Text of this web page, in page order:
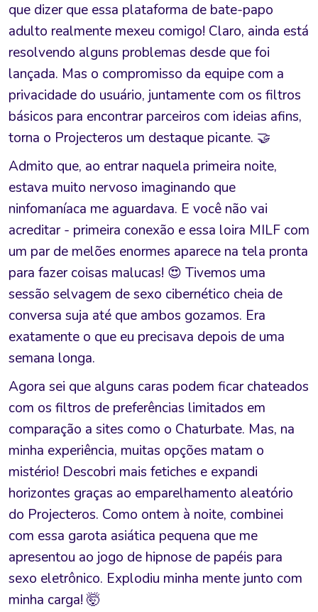
que dizer que essa plataforma de bate-papo
adulto realmente mexeu comigo! Claro, ainda está
resolvendo alguns problemas desde que foi
lançada. Mas o compromisso da equipe com a
privacidade do usuário, juntamente com os filtros
básicos para encontrar parceiros com ideias afins,
torna o Projecteros um destaque picante. 🤝
Admito que, ao entrar naquela primeira noite,
estava muito nervoso imaginando que
ninfomaníaca me aguardava. E você não vai
acreditar - primeira conexão e essa loira MILF com
um par de melões enormes aparece na tela pronta
para fazer coisas malucas! 😍 Tivemos uma
sessão selvagem de sexo cibernético cheia de
conversa suja até que ambos gozamos. Era
exatamente o que eu precisava depois de uma
semana longa.
Agora sei que alguns caras podem ficar chateados
com os filtros de preferências limitados em
comparação a sites como o Chaturbate. Mas, na
minha experiência, muitas opções matam o
mistério! Descobri mais fetiches e expandi
horizontes graças ao emparelhamento aleatório
do Projecteros. Como ontem à noite, combinei
com essa garota asiática pequena que me
apresentou ao jogo de hipnose de papéis para
sexo eletrônico. Explodiu minha mente junto com
minha carga! 🤯